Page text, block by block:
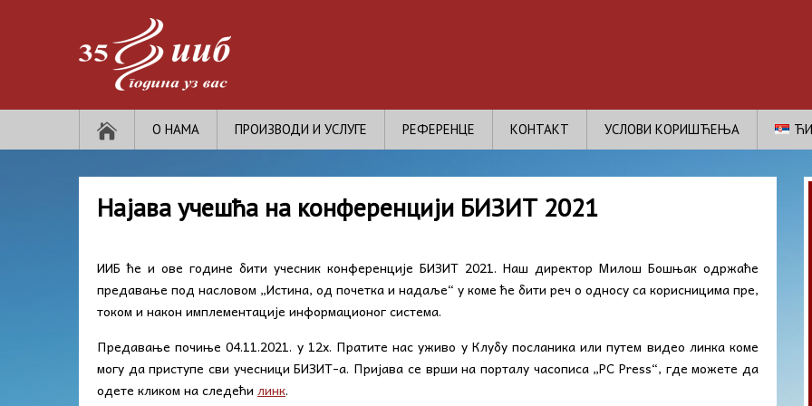
О НАМА ПРОИЗВОДИ И УСЛУГЕ РЕФЕРЕНЦЕ КОНТАКТ УСЛОВИ КОРИШЋЕЊА
Најава учешћа на конференцији БИЗИТ 2021
ИИБ ће и ове године бити учесник конференције БИЗИТ 2021. Наш директор Милош Бошњак одржаће
предавање под насловом „Истина, од почетка и надаље“ у коме ће бити реч о односу са корисницима пре,
током и након имплементације информационог система.
Предавање почиње 04.11.2021. у 12х. Пратите нас уживо у Клубу посланика или путем видео линка коме
могу да приступе сви учесници БИЗИТ-а. Пријава се врши на порталу часописа „PC Press“, где можете да
одете кликом на следећи линк.